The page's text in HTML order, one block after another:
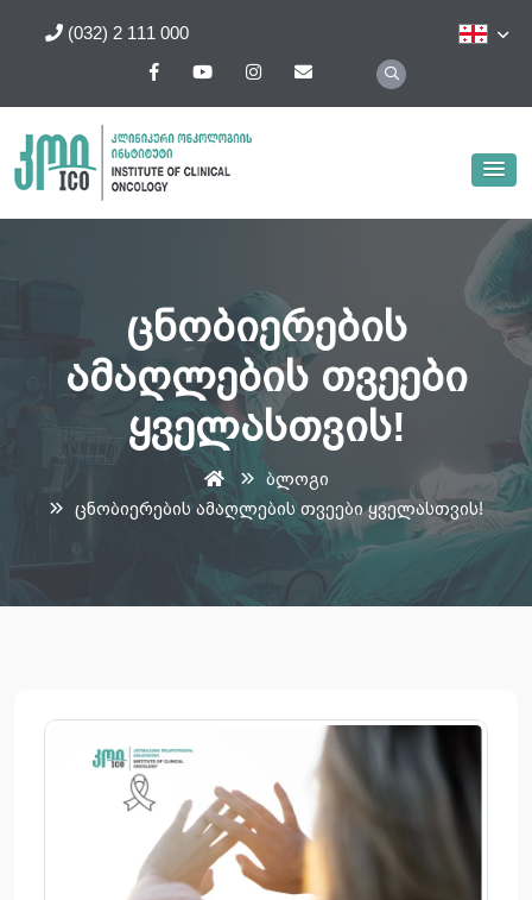
(032) 2 111 000
ცნობიერების
ამაღლების თვეები
ყველასთვის!
ბლოგი
ცნობიერების ამაღლების თვეები ყველასთვის!